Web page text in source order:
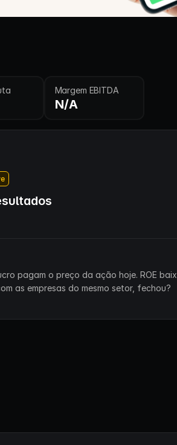
Margem EBITDA
N/A
pagam o preço da ação hoje. ROE
as empresas do mesmo setor, fechou?